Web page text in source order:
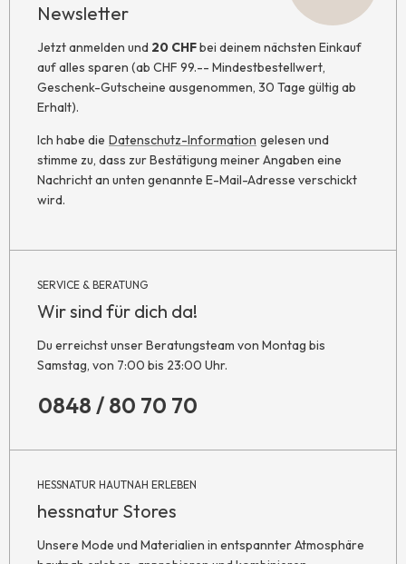
Newsletter
Jetzt anmelden und 20 CHFbei deinem nächsten Einkauf
auf alles sparen (ab CHF 99.-- Mindestbestellwert,
Geschenk-Gutscheine ausgenommen, 30 Tage gültig ab
Erhalt).
Ich habe die Datenschutz-Information gelesen und
stimme zu, dass zur Bestätigung meiner Angaben eine
Nachricht an unten genannte E-Mail-Adresse verschickt
wird.
SERVICE & BERATUNG
Wir sind für dich da!
Du erreichst unser Beratungsteam von Montag bis
Samstag, von 7:00 bis 23:00 Uhr.
0848 / 80 70 70
HESSNATUR HAUTNAH ERLEBEN
hessnatur Stores
Unsere Mode und Materialien in entspannter Atmosphäre